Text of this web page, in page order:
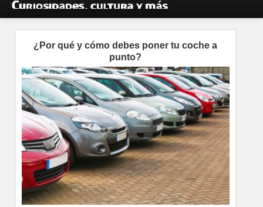
¿Por qué y cómo debes poner tu coche a
punto?